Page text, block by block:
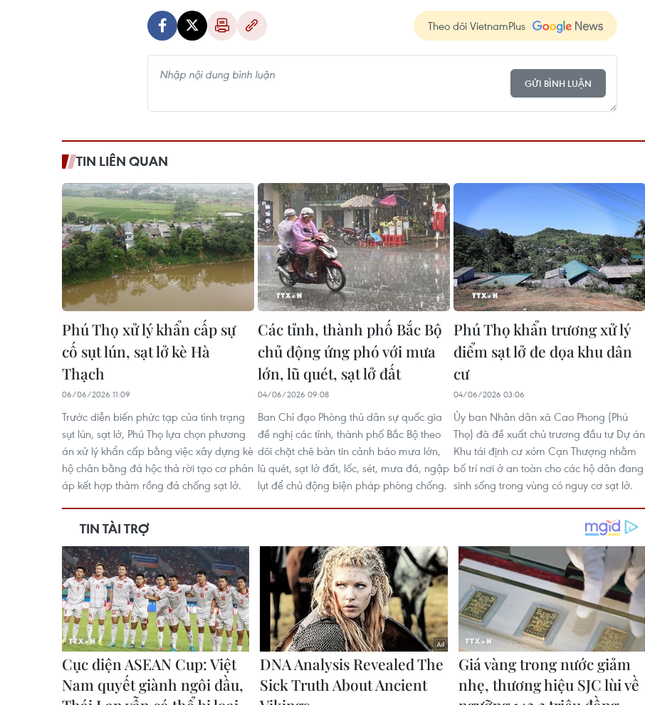
Theo dõi VietnamPlus
GỬI BÌNH LUẬN
TIN LIÊN QUAN
Phú Thọ xử lý khẩn cấp sự
cố sụt lún, sạt lở kè Hà
Thạch
06/06/2026 11:09
Trước diễn biến phức tạp của tình trạng
sụt lún, sạt lở, Phú Thọ lựa chọn phương
án xử lý khẩn cấp bằng việc xây dựng kè
hộ chân bằng đá hộc thả rời tạo cơ phản
áp kết hợp thảm rồng đá chống sạt lở.
Các tỉnh, thành phố Bắc Bộ
chủ động ứng phó với mưa
lớn, lũ quét, sạt lở đất
04/06/2026 09:08
Ban Chỉ đạo Phòng thủ dân sự quốc gia
đề nghị các tỉnh, thành phố Bắc Bộ theo
dõi chặt chẽ bản tin cảnh báo mưa lớn,
lũ quét, sạt lở đất, lốc, sét, mưa đá, ngập
lụt để chủ động biện pháp phòng chống.
Phú Thọ khẩn trương xử lý
điểm sạt lở đe dọa khu dân
cư
04/06/2026 03:06
Ủy ban Nhân dân xã Cao Phong (Phú
Thọ) đã đề xuất chủ trương đầu tư Dự án
Khu tái định cư xóm Cạn Thượng nhằm
bố trí nơi ở an toàn cho các hộ dân đang
sinh sống trong vùng có nguy cơ sạt lở.